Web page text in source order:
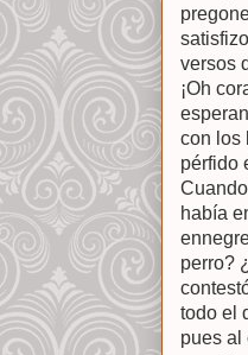
versos
¡Oh
con los
pérfido
había
perro?
todo el
pues al